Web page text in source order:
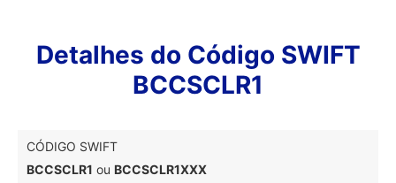
Detalhes do Código SWIFT
BCCSCLR1
CÓDIGO SWIFT
BCCSCLR1 ou BCCSCLR1XXX